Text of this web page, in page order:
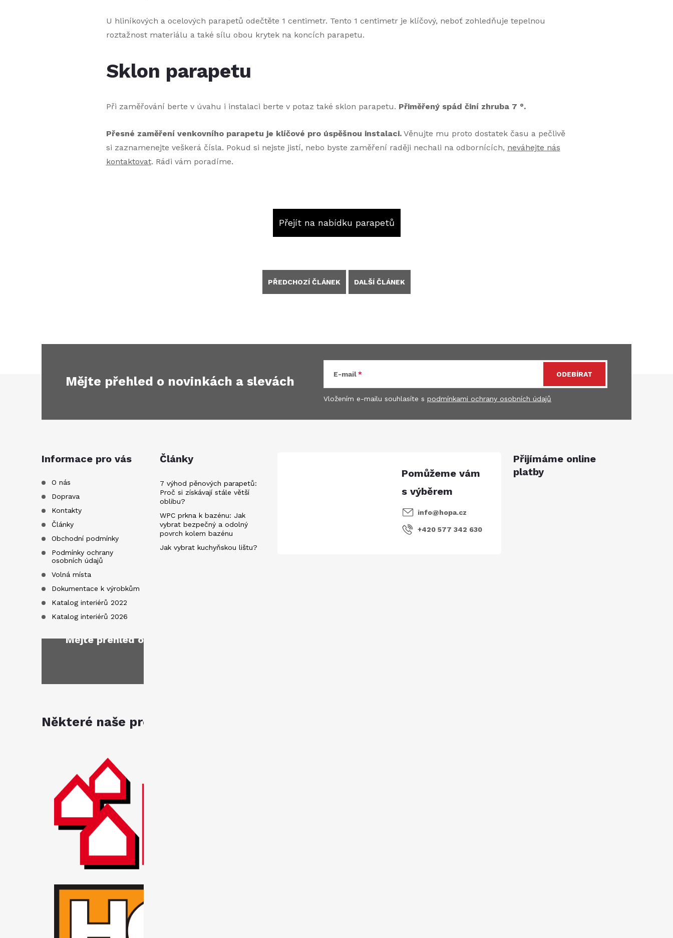
U hliníkových a ocelových parapetů odečtěte 1 centimetr. Tento 1 centimetr je klíčový, neboť zohledňuje tepelnou
roztažnost materiálu a také sílu obou krytek na koncích parapetu.
Sklon parapetu
Při zaměřování berte v úvahu i instalaci berte v potaz také sklon parapetu. Přiměřený spád činí zhruba 7 °.
Přesné zaměření venkovního parapetu je klíčové pro úspěšnou instalaci.Věnujte mu proto dostatek času a pečlivě
si zaznamenejte veškerá čísla. Pokud si nejste jistí, nebo byste zaměření raději nechali na odbornících, neváhejte nás
kontaktovat. Rádi vám poradíme.
Přejít na nabídku parapetů
PŘEDCHOZÍ ČLÁNEK DALŠÍ ČLÁNEK
Mějte přehled o novinkách a slevách
E-mail
Vložením e-mailu souhlasíte s podmínkami ochrany osobních údajů
ODEBÍRAT
Informace pro vás
O nás
Doprava
Kontakty
Články
Obchodní podmínky
Podmínky ochrany
osobních údajů
Volná místa
Dokumentace k výrobkům
Katalog interiérů 2022
Katalog interiérů 2026
Články
7 výhod pěnových parapetů:
Proč si získávají stále větší
oblibu?
WPC prkna k bazénu: Jak
vybrat bezpečný a odolný
povrch kolem bazénu
Jak vybrat kuchyňskou lištu?
info@hopa.cz
+420 577 342 630
Přijímáme online
platby
Mějte přehled o novinkách
Některé naše produkty jsou k dostání na těchto prodejnách: